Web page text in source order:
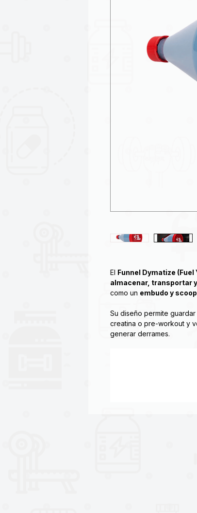
El Funnel Dymatize (Fuel
almacenar, transportar
como un embudo y
Su diseño permite
creatina o pre-workout y
generar derrames.
facilita el llenado y el
Este tipo de accesorio